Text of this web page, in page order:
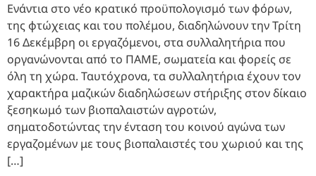
Ενάντια στο νέο κρατικό προϋπολογισμό των φόρων,
της φτώχειας και του πολέμου, διαδηλώνουν την Τρίτη
16 Δεκέμβρη οι εργαζόμενοι, στα συλλαλητήρια που
οργανώνονται από το ΠΑΜΕ, σωματεία και φορείς σε
όλη τη χώρα. Ταυτόχρονα, τα συλλαλητήρια έχουν τον
χαρακτήρα μαζικών διαδηλώσεων στήριξης στον δίκαιο
ξεσηκωμό των βιοπαλαιστών αγροτών,
σηματοδοτώντας την ένταση του κοινού αγώνα των
εργαζομένων με τους βιοπαλαιστές του χωριού και της
[…]